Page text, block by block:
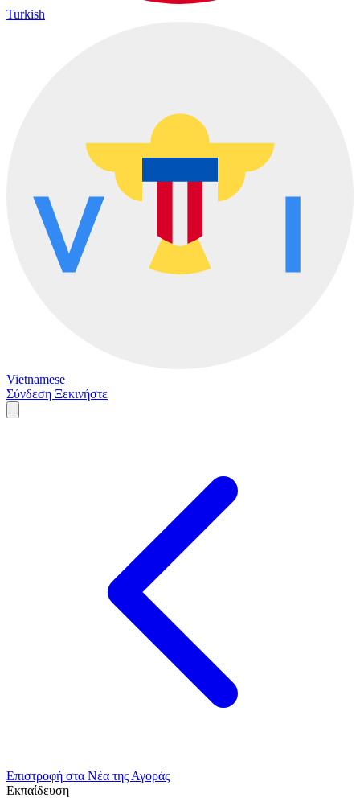
Turkish
Vietnamese
Σύνδεση Ξεκινήστε
Επιστροφή στα Νέα της Αγοράς
Εκπαίδευση